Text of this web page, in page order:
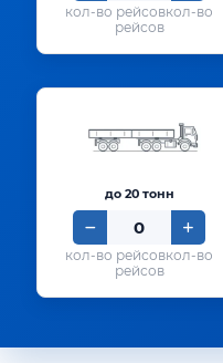
кол-во
рейсов
до 20 тонн
кол-во
рейсов